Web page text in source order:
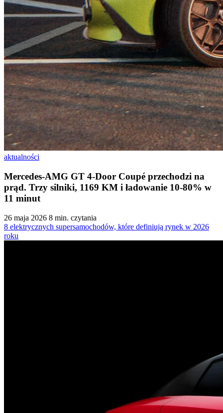
aktualności
Mercedes-AMG GT 4-Door Coupé przechodzi na
prąd. Trzy silniki, 1169 KM i ładowanie 10-80% w
11 minut
26 maja 2026 8 min. czytania
8 elektrycznych supersamochodów, które definiują rynek w 2026
roku